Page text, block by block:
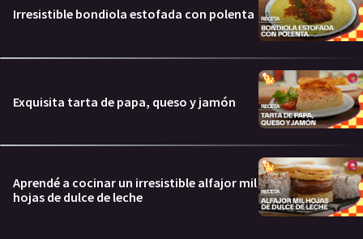
Irresistible bondiola estofada con polenta
Exquisita tarta de papa, queso y jamón
Aprendé a cocinar un irresistible alfajor mil
hojas de dulce de leche